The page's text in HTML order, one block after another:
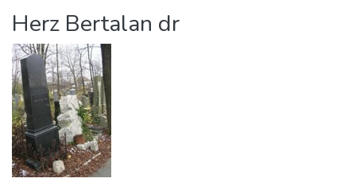
About us
Herz Bertalan dr